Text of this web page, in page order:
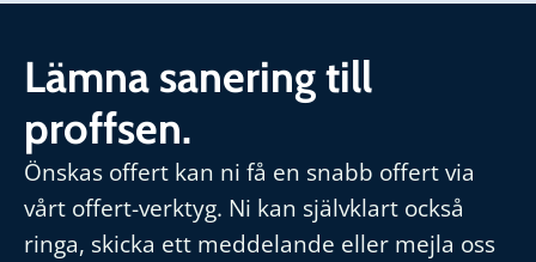
Lämna sanering till
proffsen.
Önskas offert kan ni få en snabb offert via
vårt offert-verktyg. Ni kan självklart också
ringa, skicka ett meddelande eller mejla oss